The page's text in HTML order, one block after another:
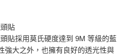
貼
貼採用莫氏硬度達到 9M 等級的藍
強大之外，也擁有良好的透光性與